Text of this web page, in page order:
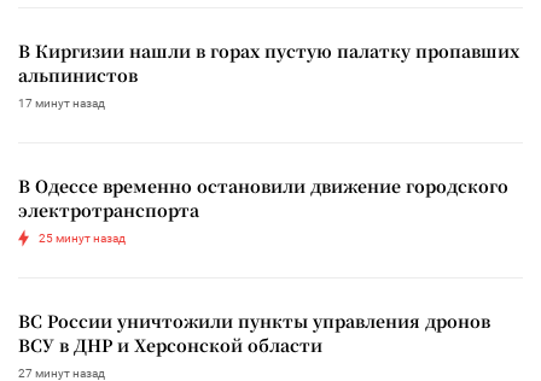
В Киргизии нашли в горах пустую палатку пропавших
альпинистов
17 минут назад
В Одессе временно остановили движение городского
электротранспорта
25 минут назад
ВС России уничтожили пункты управления дронов
ВСУ в ДНР и Херсонской области
27 минут назад